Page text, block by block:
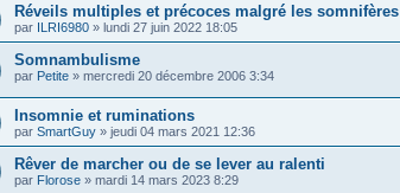
Réveils multiples et précoces malgré les somnifères
par ILRI6980 » lundi 27 juin 2022 18:05
Somnambulisme
par Petite » mercredi 20 décembre 2006 3:34
Insomnie et ruminations
par SmartGuy » jeudi 04 mars 2021 12:36
Rêver de marcher ou de se lever au ralenti
par Florose » mardi 14 mars 2023 8:29